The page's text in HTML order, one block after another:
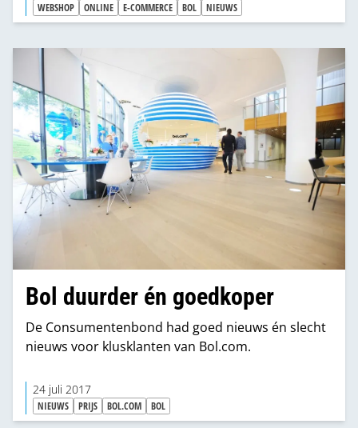
WEBSHOP ONLINE E-COMMERCE BOL NIEUWS
Bol duurder én goedkoper
De Consumentenbond had goed nieuws én slecht
nieuws voor klusklanten van Bol.com.
24 juli 2017
NIEUWS PRIJS BOL.COM BOL